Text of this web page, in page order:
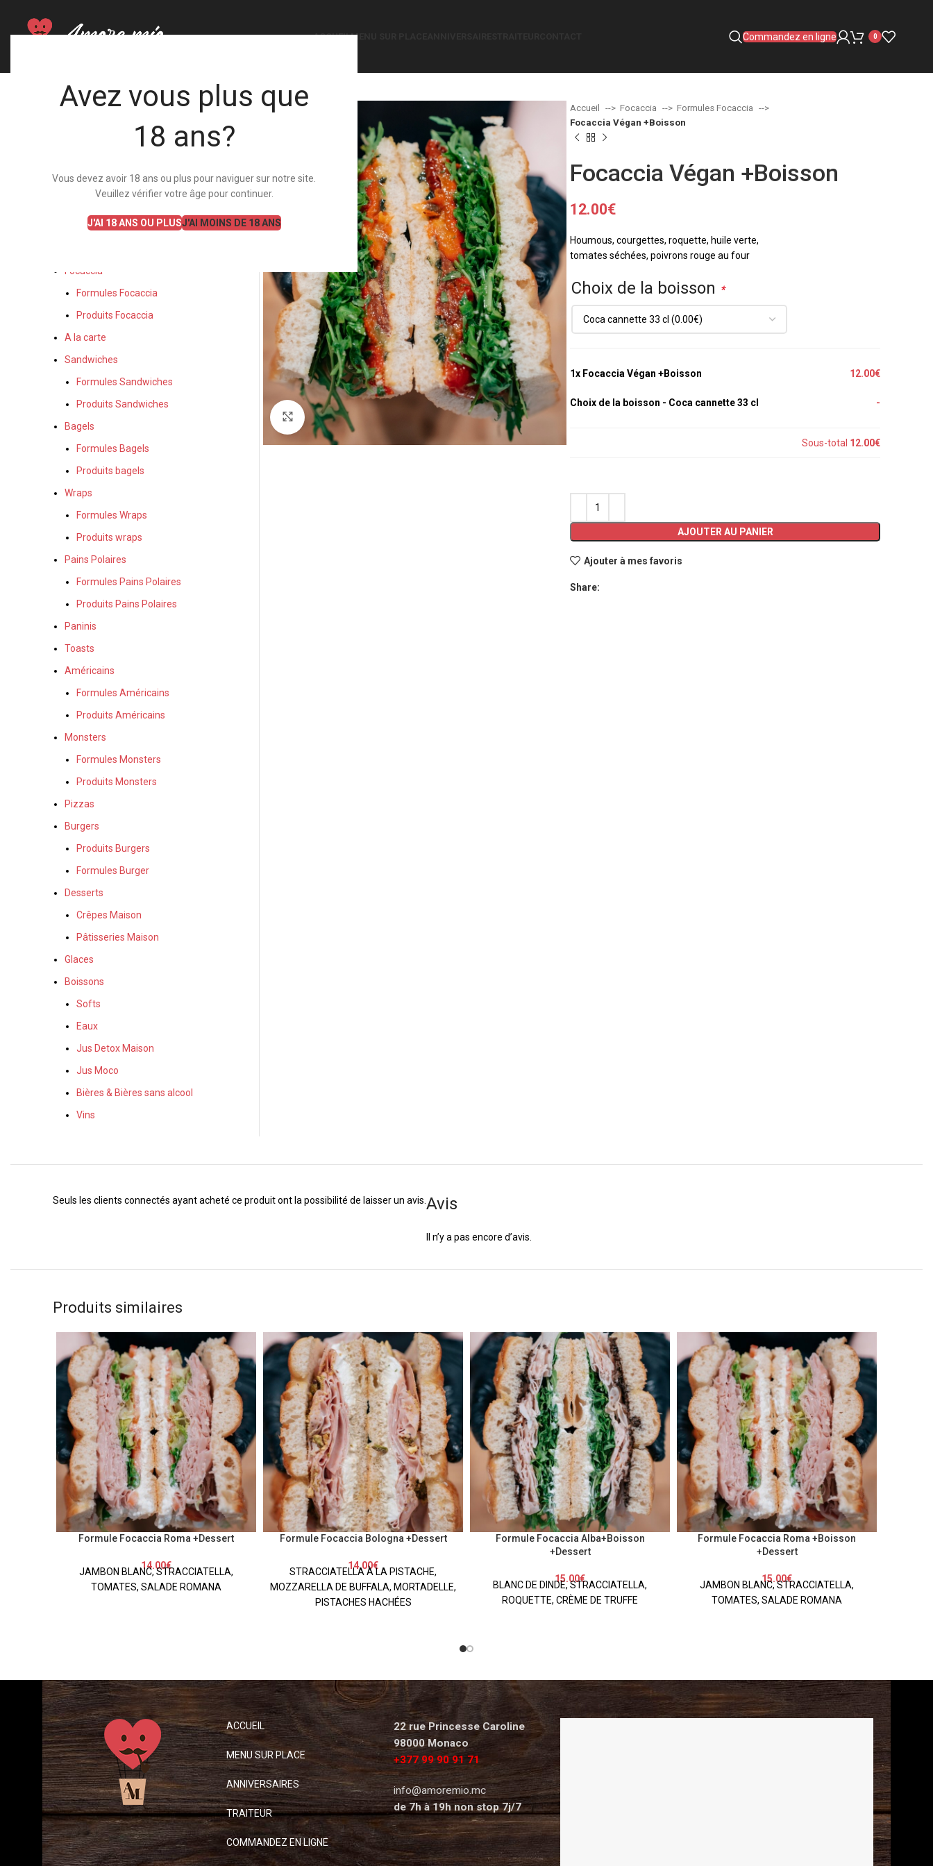
Avez vous plus que
18 ans?
Vous devez avoir 18 ans ou plus pour naviguer sur notre site.
Veuillez vérifier votre âge pour continuer.
J'AI 18 ANS OU PLUSJ'AI MOINS DE 18 ANS
ACCUEILMENU SUR PLACE Commandez en ligne 0
Agrandir
Accueil Focaccia
Formules Focaccia
Focaccia Végan +Boisson
Focaccia Végan +Boisson
12.00€
Houmous, courgettes, roquette, huile verte,
tomates séchées, poivrons rouge au four
Choix de la boisson *
1x Focaccia Végan +Boisson 12.00€
Choix de la boisson - Coca cannette 33 cl -
Sous-total 12.00€
AJOUTER AU PANIER
Ajouter à mes favoris
Share:
CATÉGORIES
Produits salades
Formules Poke Bowls
Focaccia
Formules Focaccia
Produits Focaccia
A la carte
Sandwiches
Formules Sandwiches
Produits Sandwiches
Bagels
Formules Bagels
Produits bagels
Wraps
Formules Wraps
Produits wraps
Pains Polaires
Formules Pains Polaires
Produits Pains Polaires
Paninis
Toasts
Américains
Formules Américains
Produits Américains
Monsters
Formules Monsters
Produits Monsters
Pizzas
Burgers
Produits Burgers
Formules Burger
Desserts
Crêpes Maison
Pâtisseries Maison
Glaces
Boissons
Softs
Eaux
Jus Detox Maison
Jus Moco
Bières & Bières sans alcool
Vins
Avis
Il n’y a pas encore d’avis.
Seuls les clients connectés ayant acheté ce produit ont la possibilité de laisser un avis.
Produits similaires
Formule Focaccia Roma +Dessert
14.00€
JAMBON BLANC, STRACCIATELLA,
TOMATES, SALADE ROMANA
Formule Focaccia Bologna +Dessert
14.00€
STRACCIATELLA À LA PISTACHE,
MOZZARELLA DE BUFFALA, MORTADELLE,
PISTACHES HACHÉES
Formule Focaccia Alba+Boisson
+Dessert
15.00€
BLANC DE DINDE, STRACCIATELLA,
ROQUETTE, CRÈME DE TRUFFE
Formule Focaccia Roma +Boisson
+Dessert
15.00€
JAMBON BLANC, STRACCIATELLA,
TOMATES, SALADE ROMANA
ACCUEIL
MENU SUR PLACE
ANNIVERSAIRES
TRAITEUR
COMMANDEZ EN LIGNE
22 rue Princesse Caroline
98000 Monaco
+377 99 90 91 71
info@amoremio.mc
de 7h à 19h non stop 7j/7